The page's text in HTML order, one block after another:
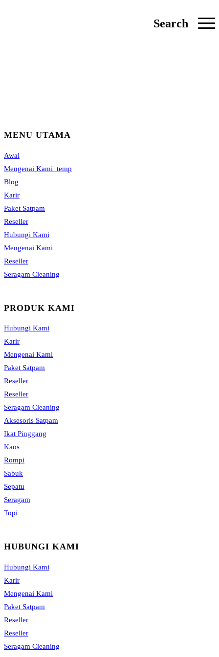
Search
MENU UTAMA
Awal
Mengenai Kami_temp
Blog
Karir
Paket Satpam
Reseller
Hubungi Kami
Mengenai Kami
Reseller
Seragam Cleaning
PRODUK KAMI
Hubungi Kami
Karir
Mengenai Kami
Paket Satpam
Reseller
Reseller
Seragam Cleaning
Aksesoris Satpam
Ikat Pinggang
Kaos
Rompi
Sabuk
Sepatu
Seragam
Topi
HUBUNGI KAMI
Hubungi Kami
Karir
Mengenai Kami
Paket Satpam
Reseller
Reseller
Seragam Cleaning